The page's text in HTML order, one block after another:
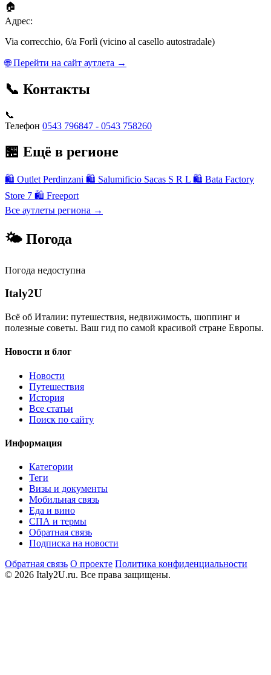
🏠
Адрес:
Via correcchio, 6/a Forlì (vicino al casello autostradale)
🌐 Перейти на сайт аутлета →
📞 Контакты
📞
Телефон 0543 796847 - 0543 758260
🏪 Ещё в регионе
🛍 Outlet Perdinzani 🛍 Salumificio Sacas S R L 🛍 Bata Factory
Store 7 🛍 Freeport
Все аутлеты региона →
🌤 Погода
Погода недоступна
Italy2U
Всё об Италии: путешествия, недвижимость, шоппинг и
полезные советы. Ваш гид по самой красивой стране Европы.
Новости и блог
Новости
Путешествия
История
Все статьи
Поиск по сайту
Информация
Категории
Теги
Визы и документы
Мобильная связь
Еда и вино
СПА и термы
Обратная связь
Подписка на новости
Обратная связь О проекте Политика конфиденциальности
© 2026 Italy2U.ru. Все права защищены.